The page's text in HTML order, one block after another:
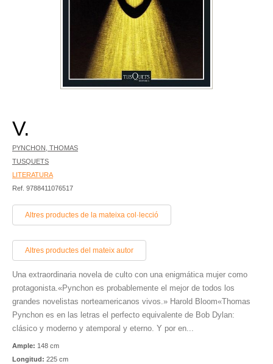
V.
PYNCHON, THOMAS
TUSQUETS
LITERATURA
Ref. 9788411076517
Altres productes de la mateixa col·lecció
Altres productes del mateix autor
Una extraordinaria novela de culto con una enigmática mujer como
protagonista.«Pynchon es probablemente el mejor de todos los
grandes novelistas norteamericanos vivos.» Harold Bloom«Thomas
Pynchon es en las letras el perfecto equivalente de Bob Dylan:
clásico y moderno y atemporal y eterno. Y por en...
Ample: 148 cm
Longitud: 225 cm